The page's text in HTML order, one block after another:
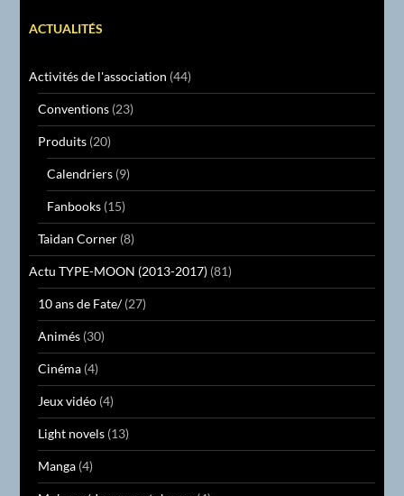
ACTUALITÉS
Activités de l'association (44)
Conventions (23)
Produits (20)
Calendriers (9)
Fanbooks (15)
Taidan Corner (8)
Actu TYPE-MOON (2013-2017) (81)
10 ans de Fate/(27)
Animés (30)
Cinéma (4)
Jeux vidéo (4)
Light novels (13)
Manga (4)